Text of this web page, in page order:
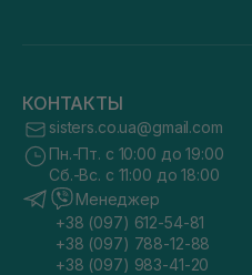
КОНТАКТЫ
sisters.co.ua@gmail.com
Пн.-Пт. с 10:00 до 19:00
Сб.-Вс. с 11:00 до 18:00
Менеджер
+38 (097) 612-54-81
+38 (097) 788-12-88
+38 (097) 983-41-20